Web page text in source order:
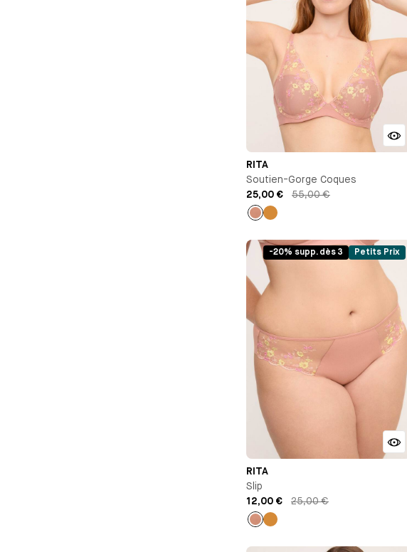
RITA
Soutien-Gorge Coques
25,00 €
55,00 €
Vieux
-20% supp. dès 3 Petits Prix
RITA
Slip
12,00 €
25,00 €
Vieux